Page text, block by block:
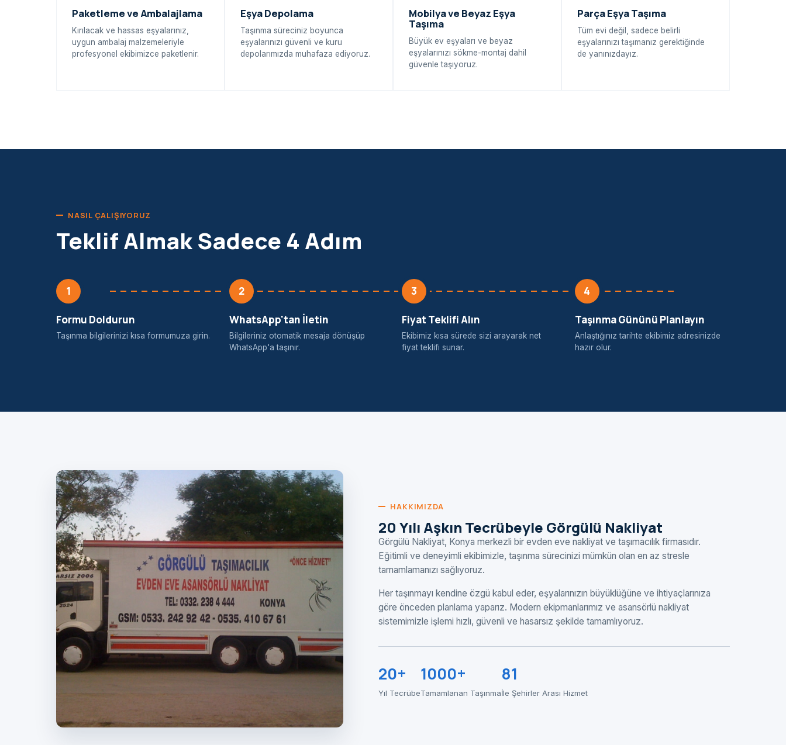
Paketleme ve Ambalajlama
Kırılacak ve hassas eşyalarınız,
uygun ambalaj malzemeleriyle
profesyonel ekibimizce paketlenir.
Eşya Depolama
Taşınma süreciniz boyunca
eşyalarınızı güvenli ve kuru
depolarımızda muhafaza ediyoruz.
Mobilya ve Beyaz Eşya
Taşıma
Büyük ev eşyaları ve beyaz
eşyalarınızı sökme-montaj dahil
güvenle taşıyoruz.
Parça Eşya Taşıma
Tüm evi değil, sadece belirli
eşyalarınızı taşımanız gerektiğinde
de yanınızdayız.
NASIL ÇALIŞIYORUZ
Teklif Almak Sadece 4 Adım
1
Formu Doldurun
Taşınma bilgilerinizi kısa formumuza girin.
2
WhatsApp'tan İletin
Bilgileriniz otomatik mesaja dönüşüp
WhatsApp'a taşınır.
3
Fiyat Teklifi Alın
Ekibimiz kısa sürede sizi arayarak net
fiyat teklifi sunar.
4
Taşınma Gününü Planlayın
Anlaştığınız tarihte ekibimiz adresinizde
hazır olur.
HAKKIMIZDA
20 Yılı Aşkın Tecrübeyle Görgülü Nakliyat
Görgülü Nakliyat, Konya merkezli bir evden eve nakliyat ve taşımacılık firmasıdır.
Eğitimli ve deneyimli ekibimizle, taşınma sürecinizi mümkün olan en az stresle
tamamlamanızı sağlıyoruz.
Her taşınmayı kendine özgü kabul eder, eşyalarınızın büyüklüğüne ve ihtiyaçlarınıza
göre önceden planlama yaparız. Modern ekipmanlarımız ve asansörlü nakliyat
sistemimizle işlemi hızlı, güvenli ve hasarsız şekilde tamamlıyoruz.
20+
Yıl Tecrübe
1000+
Tamamlanan Taşınma
81
İle Şehirler Arası Hizmet